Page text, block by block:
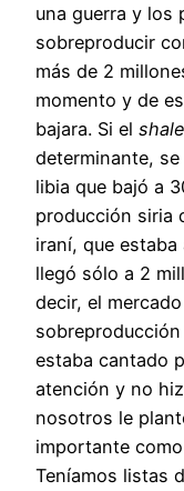
una guerra y los
sobreproducir
más de 2
momento y de
bajara. Si el
determinante,
libia que bajó a
producción siria
iraní, que
llegó sólo a 2
decir, el
estaba cantado
atención y no
nosotros le
importante
Teníamos listas